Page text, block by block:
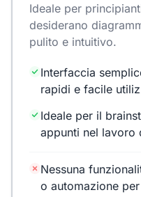
Ideale per
desiderano
pulito e intuitivo.
Interfaccia
rapidi e facile
Ideale per il
appunti nel lavoro
Nessuna
o automazione